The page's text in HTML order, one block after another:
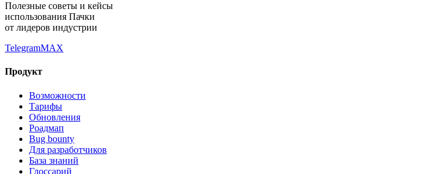
Полезные советы и кейсы
использования Пачки
от лидеров индустрии
TelegramMAX
Продукт
Возможности
Тарифы
Обновления
Роадмап
Bug bounty
Для разработчиков
База знаний
Глоссарий